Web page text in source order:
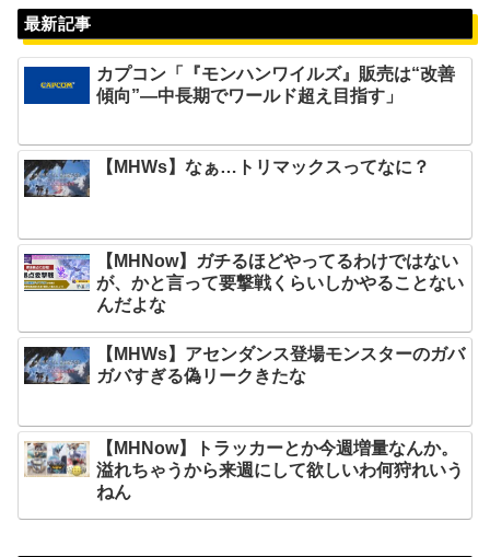
最新記事
カプコン「『モンハンワイルズ』販売は“改善
傾向”―中長期でワールド超え目指す」
【MHWs】なぁ…トリマックスってなに？
【MHNow】ガチるほどやってるわけではない
が、かと言って要撃戦くらいしかやることない
んだよな
【MHWs】アセンダンス登場モンスターのガバ
ガバすぎる偽リークきたな
【MHNow】トラッカーとか今週増量なんか。
溢れちゃうから来週にして欲しいわ何狩れいう
ねん